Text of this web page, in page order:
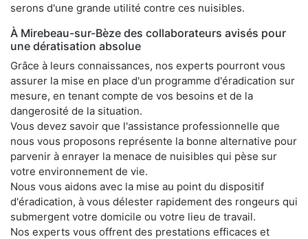
serons d'une grande utilité contre ces nuisibles.
À Mirebeau-sur-Bèze des collaborateurs avisés pour
une dératisation absolue
Grâce à leurs connaissances, nos experts pourront vous
assurer la mise en place d'un programme d'éradication sur
mesure, en tenant compte de vos besoins et de la
dangerosité de la situation.
Vous devez savoir que l'assistance professionnelle que
nous vous proposons représente la bonne alternative pour
parvenir à enrayer la menace de nuisibles qui pèse sur
votre environnement de vie.
Nous vous aidons avec la mise au point du dispositif
d'éradication, à vous délester rapidement des rongeurs qui
submergent votre domicile ou votre lieu de travail.
Nos experts vous offrent des prestations efficaces et